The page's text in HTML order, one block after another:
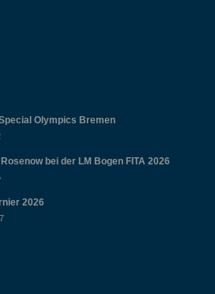
Olympics Bremen
bei der LM Bogen FITA 2026
2026